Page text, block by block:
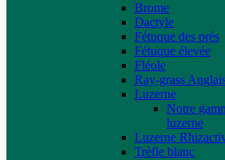
Brome
Dactyle
Fétuque des prés
Fétuque élevée
Fléole
Ray-grass
Luzerne
Notre
luzerne
Luzerne
Trèfle blanc